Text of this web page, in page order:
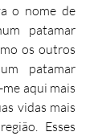
o nome de
patamar
os outros
patamar
aqui mais
vidas mais
Esses